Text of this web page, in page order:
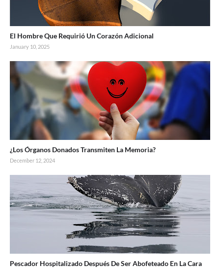
El Hombre Que Requirió Un Corazón Adicional
January 10, 2025
¿Los Órganos Donados Transmiten La Memoria?
December 12, 2024
Pescador Hospitalizado Después De Ser Abofeteado En La Cara